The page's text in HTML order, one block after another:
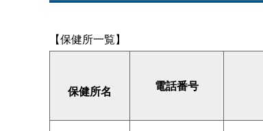
【保健所一覧】
保健所名 電話番号